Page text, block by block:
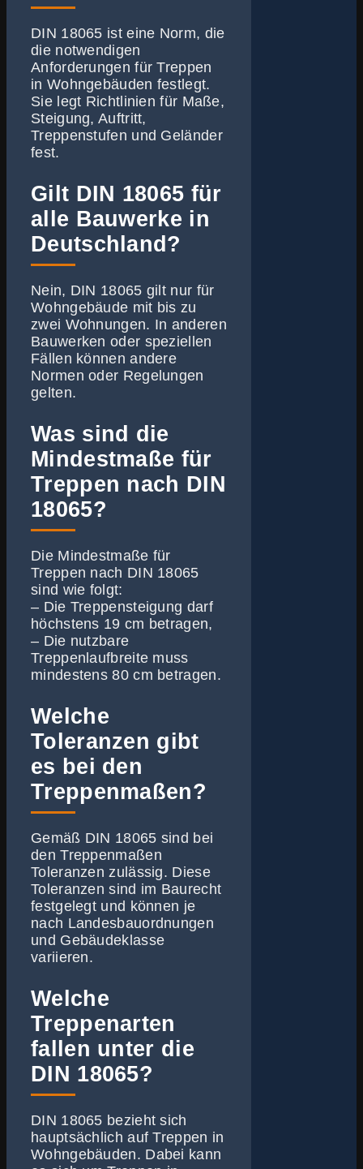
DIN 18065 ist eine Norm, die
die notwendigen
Anforderungen für Treppen
in Wohngebäuden festlegt.
Sie legt Richtlinien für Maße,
Steigung, Auftritt,
Treppenstufen und Geländer
fest.
Gilt DIN 18065 für
alle Bauwerke in
Deutschland?
Nein, DIN 18065 gilt nur für
Wohngebäude mit bis zu
zwei Wohnungen. In anderen
Bauwerken oder speziellen
Fällen können andere
Normen oder Regelungen
gelten.
Was sind die
Mindestmaße für
Treppen nach DIN
18065?
Die Mindestmaße für
Treppen nach DIN 18065
sind wie folgt:
– Die Treppensteigung darf
höchstens 19 cm betragen,
– Die nutzbare
Treppenlaufbreite muss
mindestens 80 cm betragen.
Welche
Toleranzen gibt
es bei den
Treppenmaßen?
Gemäß DIN 18065 sind bei
den Treppenmaßen
Toleranzen zulässig. Diese
Toleranzen sind im Baurecht
festgelegt und können je
nach Landesbauordnungen
und Gebäudeklasse
variieren.
Welche
Treppenarten
fallen unter die
DIN 18065?
DIN 18065 bezieht sich
hauptsächlich auf Treppen in
Wohngebäuden. Dabei kann